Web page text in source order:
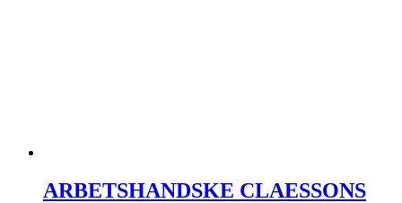
ARBETSHANDSKE CLAESSONS